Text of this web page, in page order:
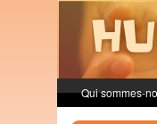
Qui sommes-